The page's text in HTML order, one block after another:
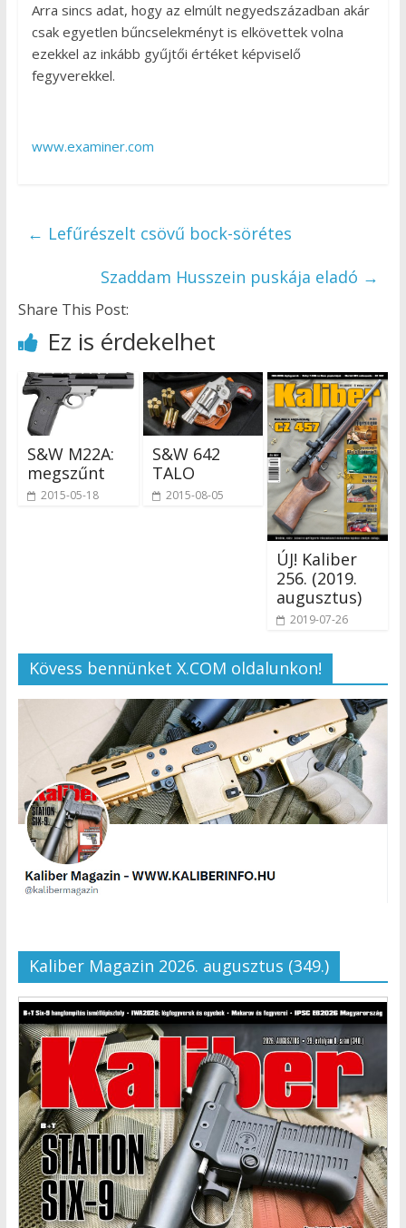
Arra sincs adat, hogy az elmúlt negyedszázadban akár
csak egyetlen bűncselekményt is elkövettek volna
ezekkel az inkább gyűjtői értéket képviselő
fegyverekkel.
www.examiner.com
← Lefűrészelt csövű bock-sörétes
Szaddam Husszein puskája eladó →
Share This Post:
Ez is érdekelhet
S&W M22A:
megszűnt
2015-05-18
S&W 642
TALO
2015-08-05
ÚJ! Kaliber
256. (2019.
augusztus)
2019-07-26
Kövess bennünket X.COM oldalunkon!
Kaliber Magazin 2026. augusztus (349.)